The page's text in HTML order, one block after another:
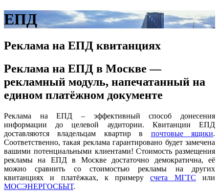
ЕПД
Реклама на ЕПД квитанциях
Реклама на ЕПД в Москве —
рекламный модуль, напечатанный на
едином платёжном документе
Реклама на ЕПД – эффективный способ донесения
информации до целевой аудитории. Квитанции ЕПД
доставляются владельцам квартир в почтовые ящики.
Соответственно, такая реклама гарантировано будет замечена
вашими потенциальными клиентами! Стоимость размещения
рекламы на ЕПД в Москве достаточно демократична, её
можно сравнить со стоимостью рекламы на других
квитанциях и платёжках, к примерусчета МГТС или
МОСЭНЕРГОСБЫТ.